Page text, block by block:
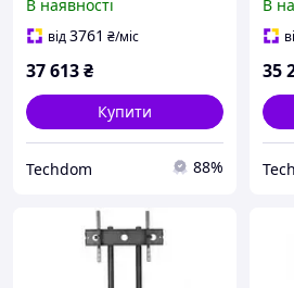
В наявності
від3761 ₴/міс
37 613₴
Купити
Techdom 88%
В
35